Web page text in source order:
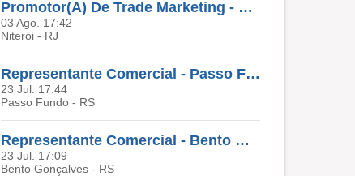
Promotor(A) De Trade Marketing - Niterói E Região
03 Ago. 17:42
Niterói - RJ
Representante Comercial - Passo Fundo E Região
23 Jul. 17:44
Passo Fundo - RS
Representante Comercial - Bento Gonçalves E Região
23 Jul. 17:09
Bento Gonçalves - RS